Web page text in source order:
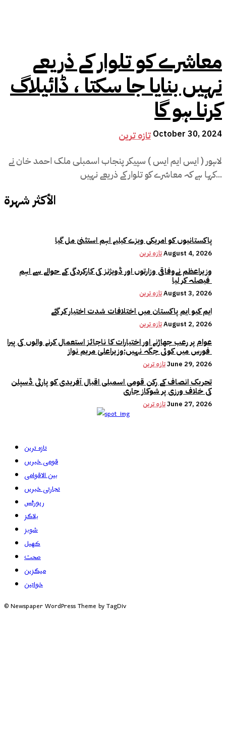
معاشرے کو تلوار کے ذریعے
نہیں بنایا جا سکتا ، ڈائیلاگ
کرنا ہو گا
تازہ ترین October 30, 2024
لاہور ( ایس ایم ایس ) سپیکر پنجاب اسمبلی ملک احمد خان نے
کہا ہے کہ معاشرے کو تلوار کے ذریعے نہیں...
الأكثر شهرة
پاکستانیوں کو امریکی ویزے کیلیے اہم استثنیٰ مل گیا
تازہ ترینAugust 4, 2026
وزیراعظم نےوفاقی وزارتوں اور ڈویژنز کی کارکردگی کے حوالے سے اہم
تازہ ترینAugust 3, 2026
ایم کیو ایم پاکستان میں اختلافات شدت اختیار کر گئے
تازہ ترینAugust 2, 2026
عوام پر رعب جھاڑنے اور اختیارات کا ناجائز استعمال کرنے والوں کی پیرا
تازہ ترینJune 29, 2026
تحریک انصاف کے رکن قومی اسمبلی اقبال آفریدی کو پارٹی ڈسپلن
کی خلاف ورزی پر شوکاز جاری
تازہ ترینJune 27, 2026
تازہ ترین
قومی خبریں
بین الاقوامی
تجارتی خبریں
رپورٹس
بلاگز
شوبز
کھیل
صحت
میگزین
خواتین
© Newspaper WordPress Theme by TagDiv